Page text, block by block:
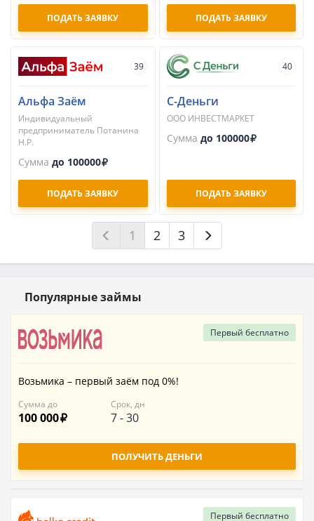
ПОДАТЬ ЗАЯВКУ ПОДАТЬ ЗАЯВКУ
39
Альфа Заём
Индивидуальный
предприниматель Потанина
Н.Р.
Сумма до 100000
ПОДАТЬ ЗАЯВКУ
40
С-Деньги
ООО ИНВЕСТМАРКЕТ
Сумма до 100000
ПОДАТЬ ЗАЯВКУ
1 2 3
Популярные займы
Возьмика – первый заём под 0%!
Сумма до
100 000
Срок, дн
7-30
Первый бесплатно
ПОЛУЧИТЬ ДЕНЬГИ
Первый бесплатно